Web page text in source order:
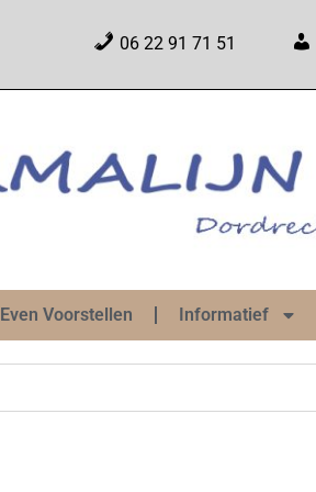
06 22 91 71 51
Even Voorstellen Informatief